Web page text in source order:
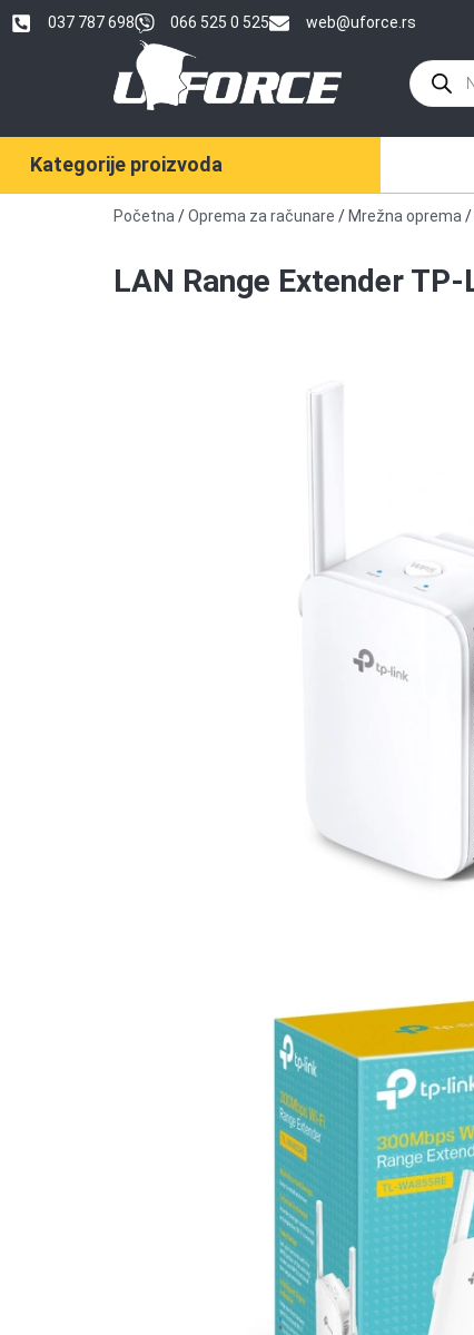
037 787 698 066 525 0 525 web@uforce.rs
Kategorije proizvoda
Početna /Oprema za računare / Mrežna oprema /
LAN Range Extender